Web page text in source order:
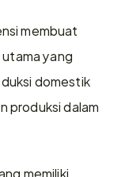
membuat
yang
domestik
produksi dalam
memiliki